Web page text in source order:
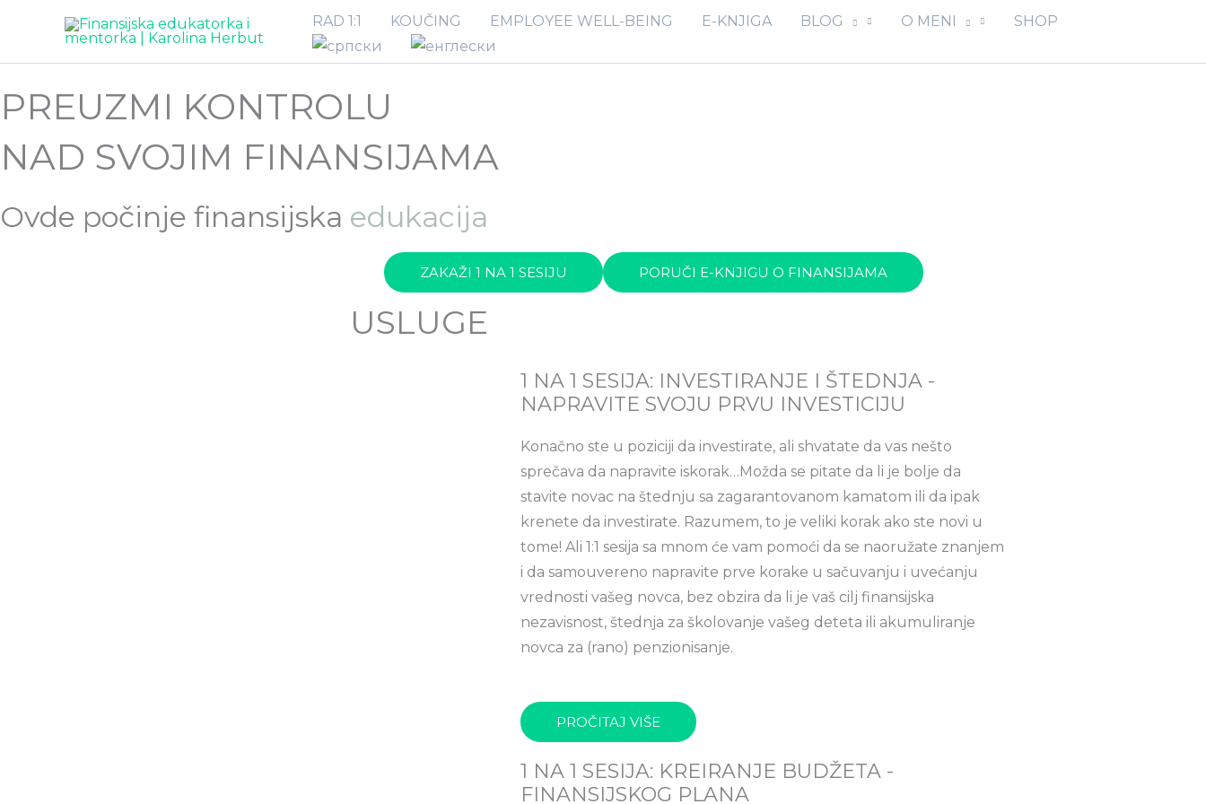
sadržaj
RAD 1:1 KOUČING EMPLOYEE WELL-BEING E-KNJIGA BLOG O MENI SHOP
PREUZMI KONTROLU
NAD SVOJIM FINANSIJAMA
Ovde počinje finansijska edukacija
ZAKAŽI 1 NA 1 SESIJU PORUČI E-KNJIGU O FINANSIJAMA
USLUGE
1 NA 1 SESIJA: INVESTIRANJE I ŠTEDNJA -
NAPRAVITE SVOJU PRVU INVESTICIJU
Konačno ste u poziciji da investirate, ali shvatate da vas nešto
sprečava da napravite iskorak…Možda se pitate da li je bolje da
stavite novac na štednju sa zagarantovanom kamatom ili da ipak
krenete da investirate. Razumem, to je veliki korak ako ste novi u
tome! Ali 1:1 sesija sa mnom će vam pomoći da se naoružate znanjem
i da samouvereno napravite prve korake u sačuvanju i uvećanju
vrednosti vašeg novca, bez obzira da li je vaš cilj finansijska
nezavisnost, štednja za školovanje vašeg deteta ili akumuliranje
novca za (rano) penzionisanje.
PROČITAJ VIŠE
1 NA 1 SESIJA: KREIRANJE BUDŽETA -
FINANSIJSKOG PLANA